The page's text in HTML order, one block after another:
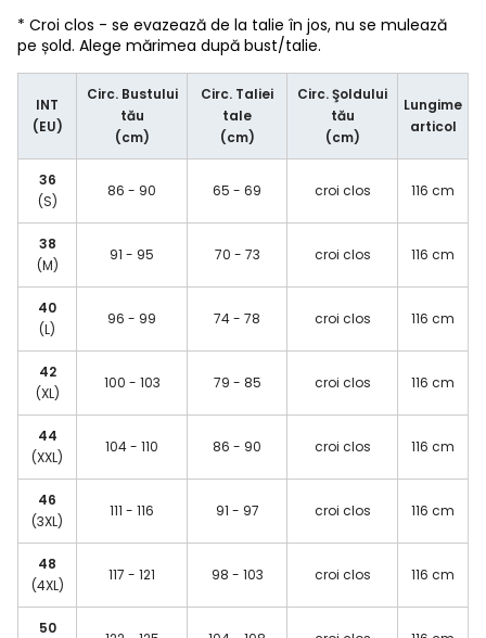
* Croi clos - se evazează de la talie în jos, nu se mulează
pe șold. Alege mărimea după bust/talie.
INT
(EU)
Circ. Bustului
tău
(cm)
Circ. Taliei
tale
(cm)
Circ. Şoldului
tău
(cm)
Lungime
articol
36
(S)
86 - 90 65 - 69 croi clos 116 cm
38
(M)
91 - 95 70 - 73 croi clos 116 cm
40
(L)
96 - 99 74 - 78 croi clos 116 cm
42
(XL)
100 - 103 79 - 85 croi clos 116 cm
44
(XXL)
104 - 110 86 - 90 croi clos 116 cm
46
(3XL)
111 - 116 91 - 97 croi clos 116 cm
48
(4XL)
117 - 121 98 - 103 croi clos 116 cm
50